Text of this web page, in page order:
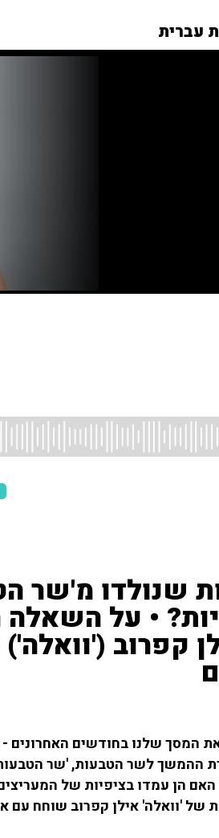
עברית
שנולדו מ'שר
• על
קפרוב
המסך שלנו בחודשים
ההמשך לשר הטבעות, 'שר
הן עמדו בציפיות של
של 'וואלה' אילן קפרוב שוחח עם